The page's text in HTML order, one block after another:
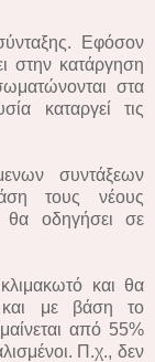
Εφόσον
στην κατάργηση
στα
καταργεί τις
συντάξεων
τους νέους
θα οδηγήσει σε
και θα
με βάση το
από 55%
Π.χ., δεν